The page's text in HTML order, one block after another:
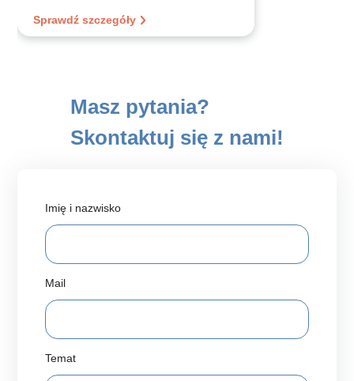
Sprawdź szczegóły
Masz pytania?
Skontaktuj się z nami!
Imię i nazwisko
Mail
Temat